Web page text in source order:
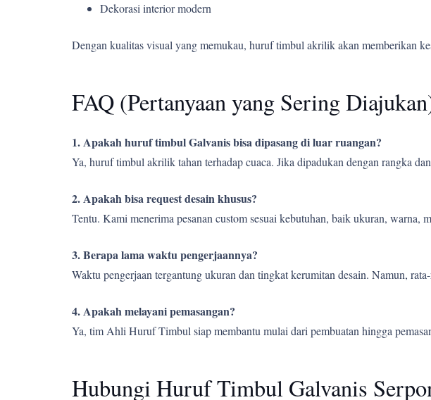
Dekorasi interior modern
Dengan kualitas visual yang memukau, huruf timbul akrilik akan memberikan
FAQ (Pertanyaan yang Sering
1. Apakah huruf timbul Galvanis bisa dipasang di luar ruangan?
Ya, huruf timbul akrilik tahan terhadap cuaca. Jika dipadukan dengan rangka
2. Apakah bisa request desain khusus?
Tentu. Kami menerima pesanan custom sesuai kebutuhan, baik ukuran, warna,
3. Berapa lama waktu pengerjaannya?
Waktu pengerjaan tergantung ukuran dan tingkat kerumitan desain. Namun,
4. Apakah melayani pemasangan?
Ya, tim Ahli Huruf Timbul siap membantu mulai dari pembuatan hingga
Hubungi Huruf Timbul Galvanis